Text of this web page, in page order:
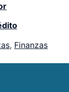
, Finanzas